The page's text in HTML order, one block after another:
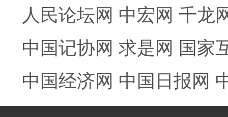
人民论坛网 中宏网 千龙
中国记协网 求是网 国家
中国经济网 中国日报网